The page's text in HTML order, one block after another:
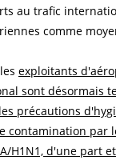
au trafic
comme
exploitants
sont désormais
précautions
contamination par
H1N1, d'une part